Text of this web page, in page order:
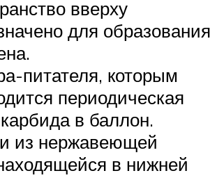
вверху
для образования
питателя, которым
периодическая
в баллон.
из нержавеющей
в нижней